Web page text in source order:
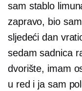
sam stablo
zapravo, bio
sljedeći dan
sedam sadnica
dvorište, imam
u red i ja sam